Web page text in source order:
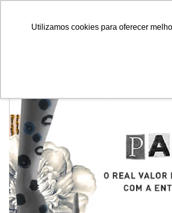
Utilizamos cookies para oferecer